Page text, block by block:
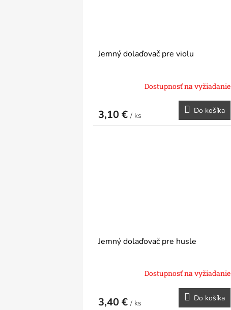
Jemný dolaďovač pre violu
Dostupnosť na vyžiadanie
3,10 € / ks
Do košíka
Jemný dolaďovač pre husle
Dostupnosť na vyžiadanie
3,40 € / ks
Do košíka